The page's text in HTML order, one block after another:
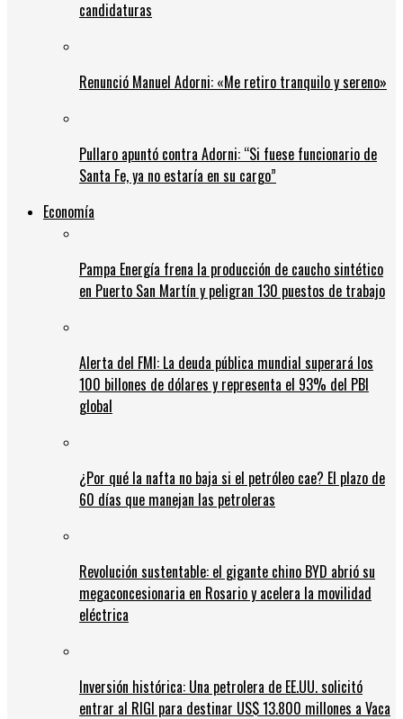
candidaturas
Renunció Manuel Adorni: «Me retiro tranquilo y sereno»
Pullaro apuntó contra Adorni: “Si fuese funcionario de
Santa Fe, ya no estaría en su cargo”
Economía
Pampa Energía frena la producción de caucho sintético
en Puerto San Martín y peligran 130 puestos de trabajo
Alerta del FMI: La deuda pública mundial superará los
100 billones de dólares y representa el 93% del PBI
global
¿Por qué la nafta no baja si el petróleo cae? El plazo de
60 días que manejan las petroleras
Revolución sustentable: el gigante chino BYD abrió su
megaconcesionaria en Rosario y acelera la movilidad
eléctrica
Inversión histórica: Una petrolera de EE.UU. solicitó
entrar al RIGI para destinar US$ 13.800 millones a Vaca